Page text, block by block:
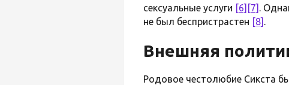
сексуальные услуги [6] [7] .
не был беспристрастен [8] .
Внешняя
Родовое честолюбие Сикста